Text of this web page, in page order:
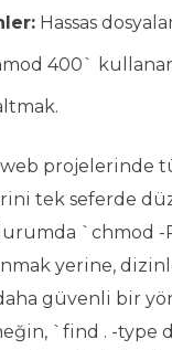
Hassas
400`
projelerinde
tek seferde
`chmod -
yerine,
güvenli bir
`find . -type